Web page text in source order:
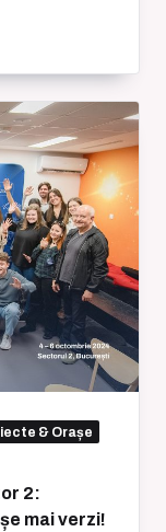
& Orașe
2:
mai verzi!